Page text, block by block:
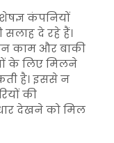
कंपनियों
दे रहे हैं।
काम और बाकी
के लिए मिलने
है। इससे न
की
देखने को मिल